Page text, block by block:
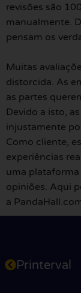
revisões são
manualmente.
pensam os
Muitas
distorcida. As
as partes
Devido a isto,
injustamente
Como cliente,
experiências
uma
opiniões. Aqui
a
Printerval